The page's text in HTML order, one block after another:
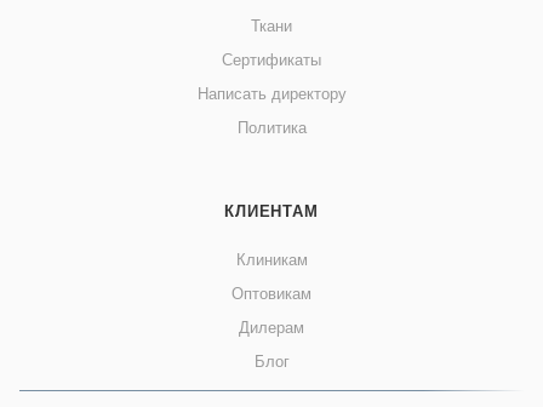
Ткани
Сертификаты
Написать директору
Политика
КЛИЕНТАМ
Клиникам
Оптовикам
Дилерам
Блог